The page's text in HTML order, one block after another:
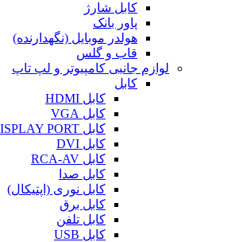
کابل شارژ
پاور بانک
هولدر موبایل (نگهدارنده)
قاب و گلس
لوازم جانبی کامپیوتر و لپ تاپ
کابل
کابل HDMI
کابل VGA
کابل DISPLAY PORT
کابل DVI
کابل RCA-AV
کابل صدا
کابل نوری (اپتیکال)
کابل برق
کابل تلفن
کابل USB